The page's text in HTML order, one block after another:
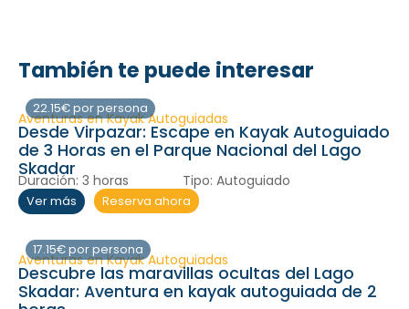
También te puede interesar
22.15€ por persona
Aventuras en Kayak Autoguiadas
Desde Virpazar: Escape en Kayak Autoguiado
de 3 Horas en el Parque Nacional del Lago
Skadar
Duración: 3 horas Tipo: Autoguiado
Ver más Reserva ahora
17.15€ por persona
Aventuras en Kayak Autoguiadas
Descubre las maravillas ocultas del Lago
Skadar: Aventura en kayak autoguiada de 2